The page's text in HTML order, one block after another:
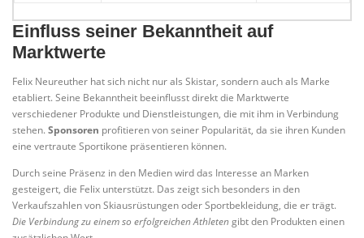
Einfluss seiner Bekanntheit auf
Marktwerte
Felix Neureuther hat sich nicht nur als Skistar, sondern auch als Marke
etabliert. Seine Bekanntheit beeinflusst direkt die Marktwerte
verschiedener Produkte und Dienstleistungen, die mit ihm in Verbindung
stehen. Sponsoren profitieren von seiner Popularität, da sie ihren Kunden
eine vertraute Sportikone präsentieren können.
Durch seine Präsenz in den Medien wird das Interesse an Marken
gesteigert, die Felix unterstützt. Das zeigt sich besonders in den
Verkaufszahlen von Skiausrüstungen oder Sportbekleidung, die er trägt.
Die Verbindung zu einem so erfolgreichen Athletengibt den Produkten einen